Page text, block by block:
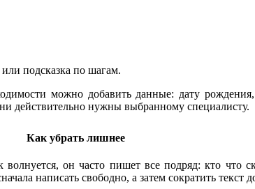
подсказка по шагам.
можно добавить данные: дату
действительно нужны выбранному специалисту.
Как убрать лишнее
он часто пишет все подряд: кто что
написать свободно, а затем сократить текст